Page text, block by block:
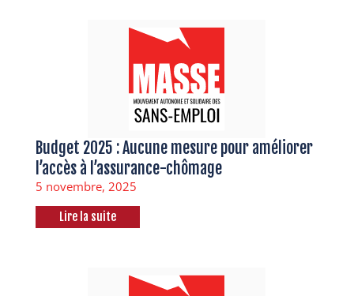
Budget 2025 : Aucune mesure pour améliorer
l’accès à l’assurance-chômage
5 novembre, 2025
Lire la suite